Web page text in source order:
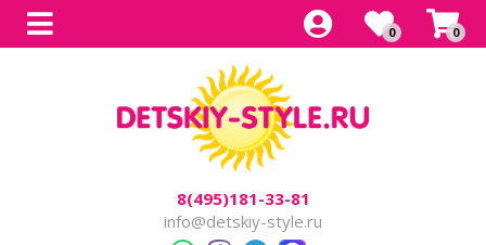
0 0
8(495)181-33-81
info@detskiy-style.ru
Для прогулок
Для бездорожья
Детский электроснегокаты
Одноместные